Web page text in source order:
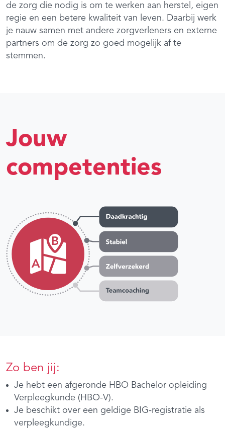
de zorg die nodig is om te werken aan herstel, eigen
regie en een betere kwaliteit van leven. Daarbij werk
je nauw samen met andere zorgverleners en externe
partners om de zorg zo goed mogelijk af te
stemmen.
Jouw
competenties
Zo ben jij:
Je hebt een afgeronde HBO Bachelor opleiding
Verpleegkunde (HBO-V).
Je beschikt over een geldige BIG-registratie als
verpleegkundige.